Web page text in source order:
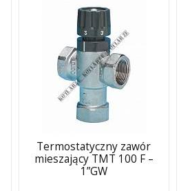
Termostatyczny zawór
mieszający TMT 100 F –
1”GW